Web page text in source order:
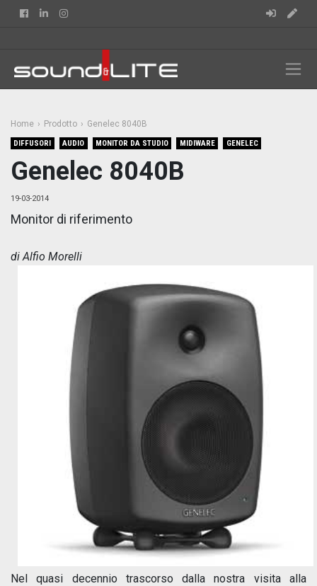
FacebookLinkedin
Home Prodotto Genelec 8040B
DIFFUSORI AUDIO MONITOR DA STUDIO MIDIWARE GENELEC
Genelec 8040B
19-03-2014
Monitor di riferimento
di Alfio Morelli
Nel quasi decennio trascorso dalla nostra visita alla